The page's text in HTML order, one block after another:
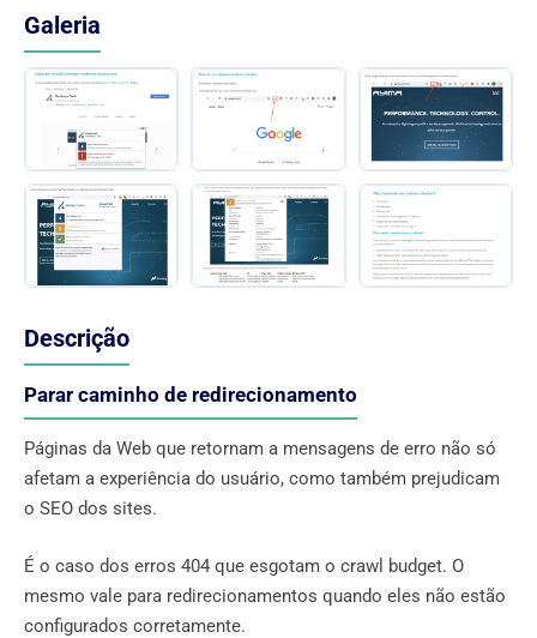
Galeria
Descrição
Parar caminho de redirecionamento
Páginas da Web que retornam a mensagens de erro não só
afetam a experiência do usuário, como também prejudicam
o SEO dos sites.
É o caso dos erros 404 que esgotam o crawl budget. O
mesmo vale para redirecionamentos quando eles não estão
configurados corretamente.